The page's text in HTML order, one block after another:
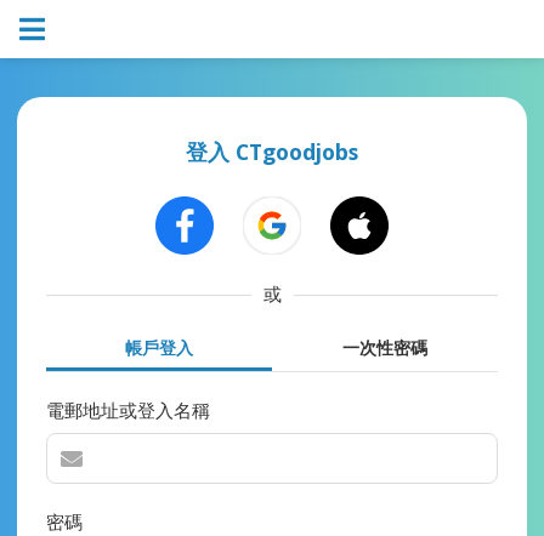
登入 CTgoodjobs
或
帳戶登入 一次性密碼
電郵地址或登入名稱
密碼